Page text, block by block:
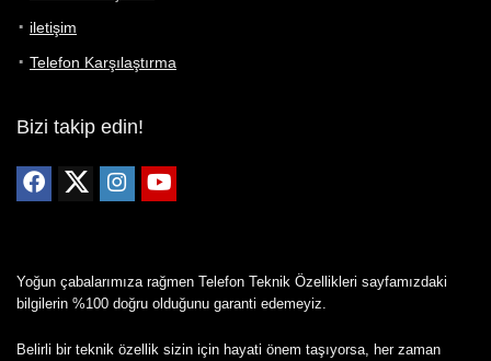
iletişim
Telefon Karşılaştırma
Bizi takip edin!
Yoğun çabalarımıza rağmen Telefon Teknik Özellikleri sayfamızdaki
bilgilerin %100 doğru olduğunu garanti edemeyiz.
Belirli bir teknik özellik sizin için hayati önem taşıyorsa, her zaman